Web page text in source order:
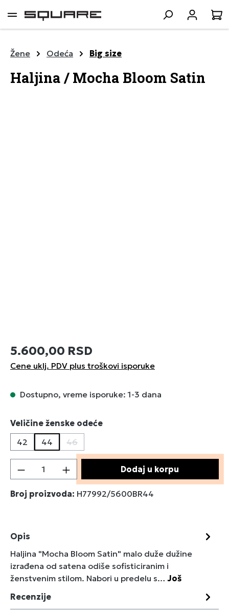
sadržaj
Žene Odeća Big size
Haljina / Mocha Bloom Satin
5.600,00 RSD
Cene uklj. PDV plus troškovi isporuke
Dostupno, vreme isporuke: 1-3 dana
Izaberi
Veličine ženske odeće
42
44 46
(Ova opcija trenutno nije dostupna.)
Količina proizvoda: Unesite željenu
Dodaj u korpu
Broj proizvoda: H77992/5600BR44
Opis
Haljina "Mocha Bloom Satin" malo duže dužine
izrađena od satena odiše sofisticiranim i
ženstvenim stilom. Nabori u predelu s…Još
Recenzije